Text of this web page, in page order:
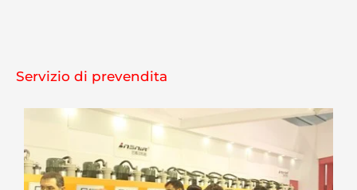
Servizio di prevendita